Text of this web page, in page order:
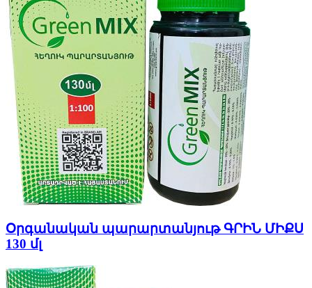
Օրգանական պարարտանյութ ԳՐԻՆ ՄԻՔՍ
130 մլ